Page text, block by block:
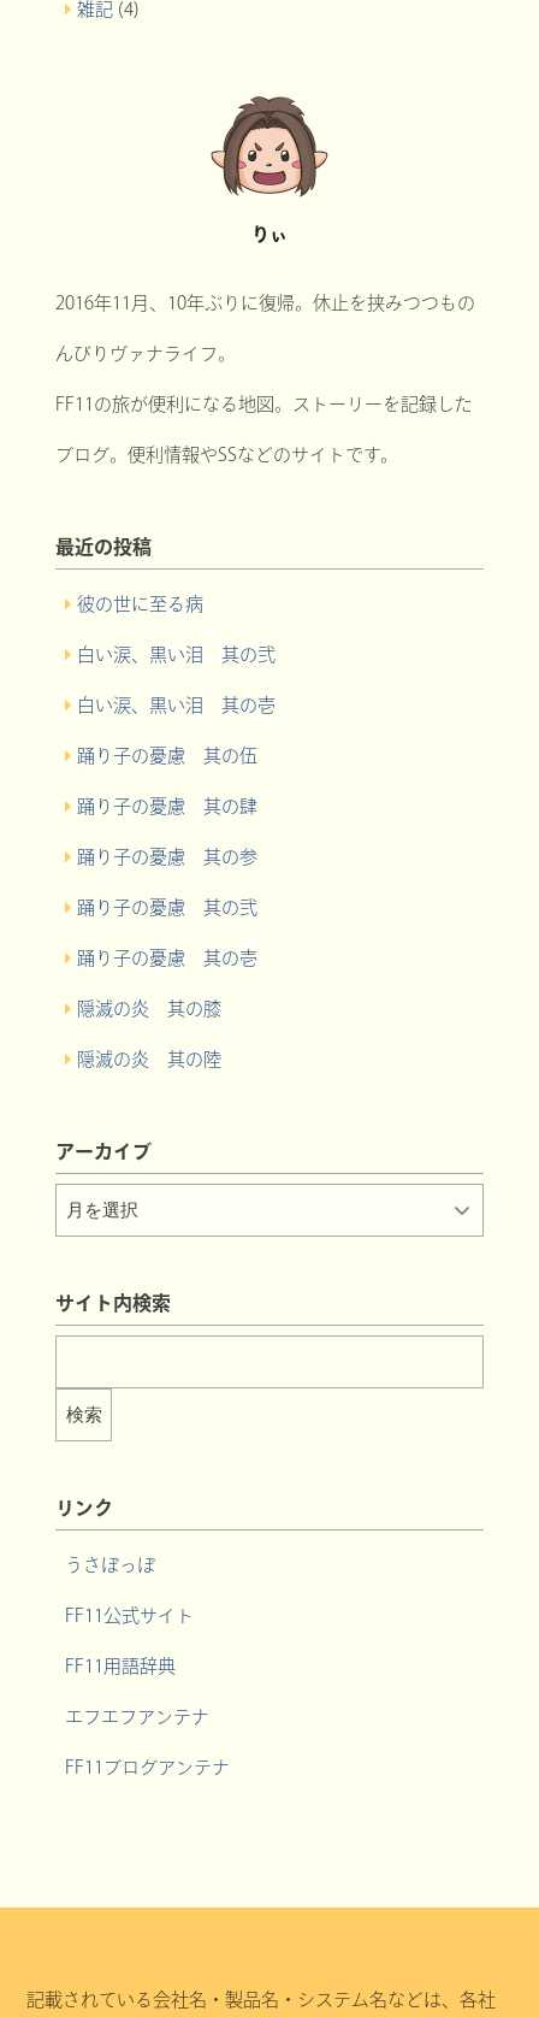
雑記 (4)
りぃ
2016年11月、10年ぶりに復帰。休止を挟みつつもの
んびりヴァナライフ。
FF11の旅が便利になる地図。ストーリーを記録した
ブログ。便利情報やSSなどのサイトです。
最近の投稿
彼の世に至る病
白い涙、黒い泪 其の弐
白い涙、黒い泪 其の壱
踊り子の憂慮 其の伍
踊り子の憂慮 其の肆
踊り子の憂慮 其の参
踊り子の憂慮 其の弐
踊り子の憂慮 其の壱
隠滅の炎 其の膝
隠滅の炎 其の陸
アーカイブ
サイト内検索
リンク
うさぽっぽ
FF11公式サイト
FF11用語辞典
エフエフアンテナ
FF11ブログアンテナ
記載されている会社名・製品名・システム名などは、各社